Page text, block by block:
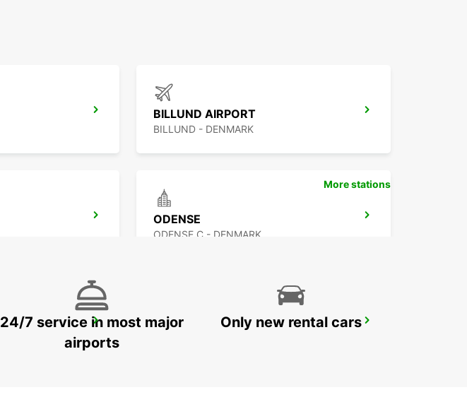
BILLUND AIRPORT
BILLUND - DENMARK
ODENSE
ODENSE C - DENMARK
ESBJERG AIRPORT
More stations
24/7 service in most major
airports
Only new rental cars